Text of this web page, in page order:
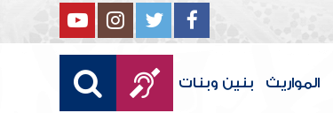
المواريث بنين وبنات